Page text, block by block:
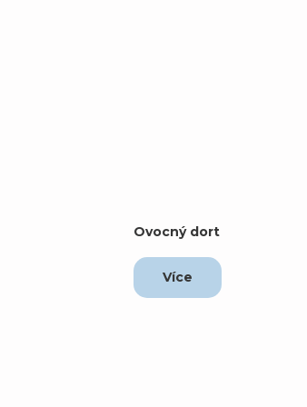
Ovocný dort
Více